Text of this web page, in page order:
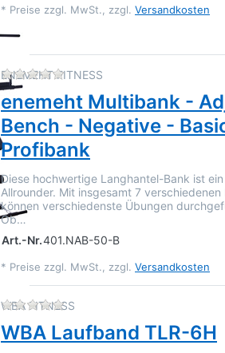
* Preise zzgl. MwSt., zzgl. Versandkosten
ENEMEHT FITNESSZu diesem Produkt liegen
enemeht Multibank -
Bench - Negative -
Profibank
Diese hochwertige Langhantel-Bank ist
Allrounder. Mit insgesamt 7 verschiedenen
können verschiedenste Übungen
Ob…
Art.-Nr.401.NAB-50-B
* Preise zzgl. MwSt., zzgl. Versandkosten
WBA FITNESSZu diesem Produkt liegen
WBA Laufband TLR-6H